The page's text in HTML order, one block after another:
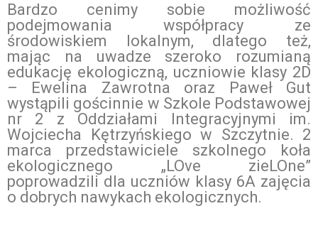
Bardzo cenimy sobie możliwość
podejmowania współpracy ze
środowiskiem lokalnym, dlatego też,
mając na uwadze szeroko rozumianą
edukację ekologiczną, uczniowie klasy 2D
– Ewelina Zawrotna oraz Paweł Gut
wystąpili gościnnie w Szkole Podstawowej
nr 2 z Oddziałami Integracyjnymi im.
Wojciecha Kętrzyńskiego w Szczytnie. 2
marca przedstawiciele szkolnego koła
ekologicznego „LOve zieLOne”
poprowadzili dla uczniów klasy 6A zajęcia
o dobrych nawykach ekologicznych.